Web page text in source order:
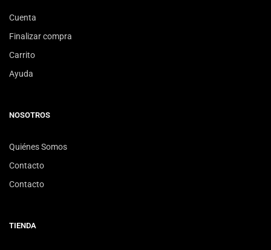
Cuenta
Finalizar compra
Carrito
Ayuda
NOSOTROS
Quiénes Somos
Contacto
Contacto
TIENDA